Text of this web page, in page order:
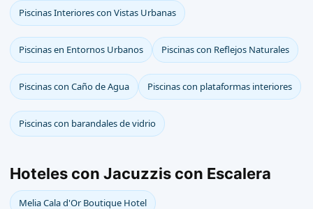
Piscinas Interiores con Vistas Urbanas
Piscinas en Entornos Urbanos Piscinas con Reflejos Naturales
Piscinas con Caño de Agua Piscinas con plataformas interiores
Piscinas con barandales de vidrio
Hoteles con Jacuzzis con Escalera
Melia Cala d'Or Boutique Hotel